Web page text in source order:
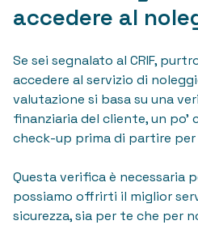
accedere al
Se sei segnalato al CRIF,
accedere al servizio di
valutazione si basa su una
finanziaria del cliente, un po'
check-up prima di partire per
Questa verifica è necessaria
possiamo offrirti il miglior
sicurezza, sia per te che per